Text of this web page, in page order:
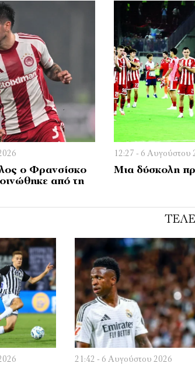
ο Φρανσίσκο
από τη
12:27 - 6 Αυγούστου
Μια δύσκολη
21:42 - 6 Αυγούστου 2026